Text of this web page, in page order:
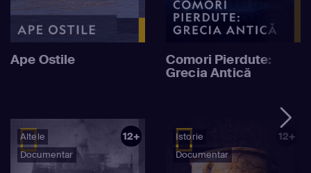
Ape Ostile Comori Pierdute:
Grecia Antică
Altele
Documentar
12+
Istorie
Documentar
12+